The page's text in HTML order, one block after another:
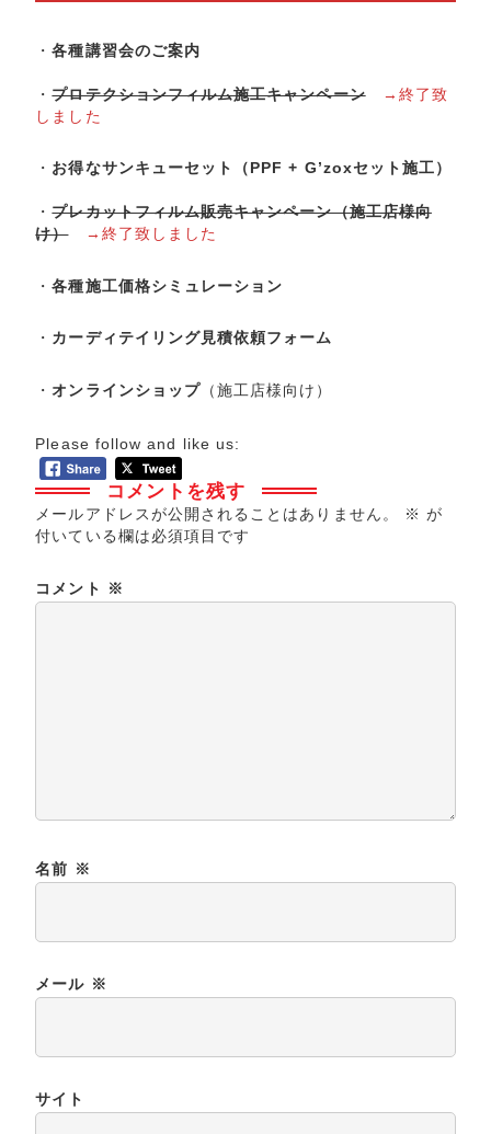
・各種講習会のご案内
・プロテクションフィルム施工キャンペーン
→終了致
しました
・ お得なサンキューセット（PPF + G’zoxセット施工）
・プレカットフィルム販売キャンペーン（施工店様向
け）
→終了致しました
・各種施工価格シミュレーション
・ カーディテイリング見積依頼フォーム
・オンラインショップ （施工店様向け）
Please follow and like us:
コメントを残す
メールアドレスが公開されることはありません。 ※ が
付いている欄は必須項目です
コメント ※
名前 ※
メール ※
サイト